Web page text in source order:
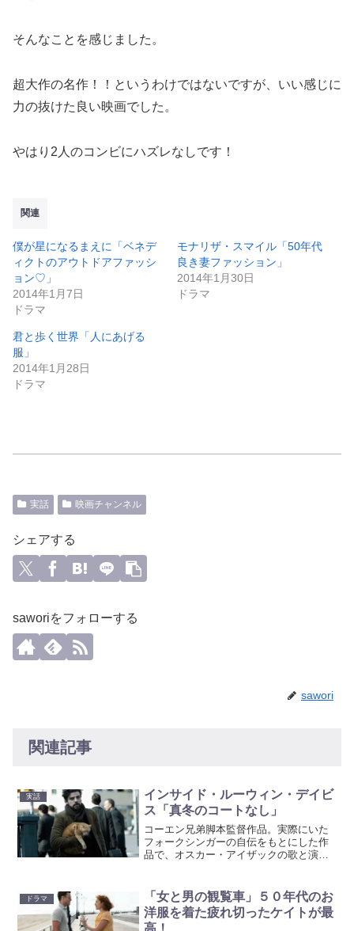
そんなことを感じました。
超大作の名作！！というわけではないですが、いい感じに
力の抜けた良い映画でした。
やはり2人のコンビにハズレなしです！
関連
僕が星になるまえに「ベネデ
ィクトのアウトドアファッシ
ョン♡」
2014年1月7日
ドラマ
モナリザ・スマイル「50年代
良き妻ファッション」
2014年1月30日
ドラマ
君と歩く世界「人にあげる
服」
2014年1月28日
ドラマ
実話 映画チャンネル
シェアする
saworiをフォローする
sawori
関連記事
実話
インサイド・ルーウィン・デイビ
ス「真冬のコートなし」
コーエン兄弟脚本監督作品。実際にいた
フォークシンガーの自伝をもとにした作
品で、オスカー・アイザックの歌と演技
ン。しかしレコードは全く売れず、友人
宅を転々とする生活。真冬...
ドラマ
「女と男の観覧車」５０年代のお
洋服を着た疲れ切ったケイトが最